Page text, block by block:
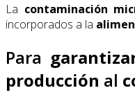
La contaminación
incorporados a la
Para
producción al